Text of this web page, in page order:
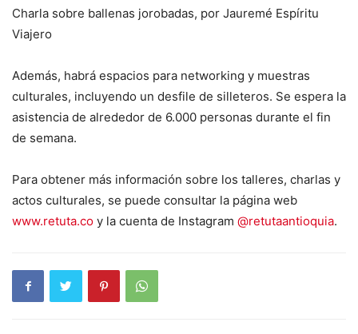
Charla sobre ballenas jorobadas, por Jauremé Espíritu
Viajero
Además, habrá espacios para networking y muestras
culturales, incluyendo un desfile de silleteros. Se espera la
asistencia de alrededor de 6.000 personas durante el fin
de semana.
Para obtener más información sobre los talleres, charlas y
actos culturales, se puede consultar la página web
www.retuta.co y la cuenta de Instagram @retutaantioquia.